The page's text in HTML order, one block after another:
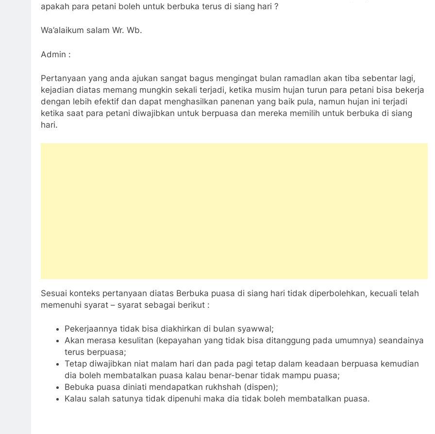
apakah para petani boleh untuk berbuka terus di siang hari ?
Wa’alaikum salam Wr. Wb.
Admin :
Pertanyaan yang anda ajukan sangat bagus mengingat bulan ramadlan akan tiba sebentar lagi,
kejadian diatas memang mungkin sekali terjadi, ketika musim hujan turun para petani bisa bekerja
dengan lebih efektif dan dapat menghasilkan panenan yang baik pula, namun hujan ini terjadi
ketika saat para petani diwajibkan untuk berpuasa dan mereka memilih untuk berbuka di siang
hari.
Sesuai konteks pertanyaan diatas Berbuka puasa di siang hari tidak diperbolehkan, kecuali telah
memenuhi syarat – syarat sebagai berikut :
Pekerjaannya tidak bisa diakhirkan di bulan syawwal;
Akan merasa kesulitan (kepayahan yang tidak bisa ditanggung pada umumnya) seandainya
terus berpuasa;
Tetap diwajibkan niat malam hari dan pada pagi tetap dalam keadaan berpuasa kemudian
dia boleh membatalkan puasa kalau benar-benar tidak mampu puasa;
Bebuka puasa diniati mendapatkan rukhshah (dispen);
Kalau salah satunya tidak dipenuhi maka dia tidak boleh membatalkan puasa.